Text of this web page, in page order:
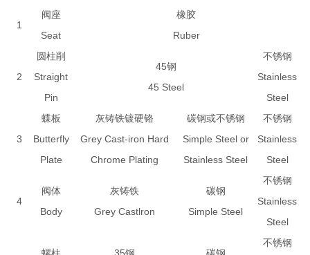
1
阀座
Seat
橡胶
Ruber
2
圆柱削
Straight
Pin
45钢
45 Steel
不锈钢
Stainless
Steel
3
蝶板
Butterfly
Plate
灰铸铁镀硬铬
Grey Cast-iron Hard
Chrome Plating
碳钢或不锈钢
Simple Steel or
Stainless Steel
不锈钢
Stainless
Steel
4
阀体
Body
灰铸铁
Grey Castlron
碳钢
Simple Steel
不锈钢
Stainless
Steel
不锈钢